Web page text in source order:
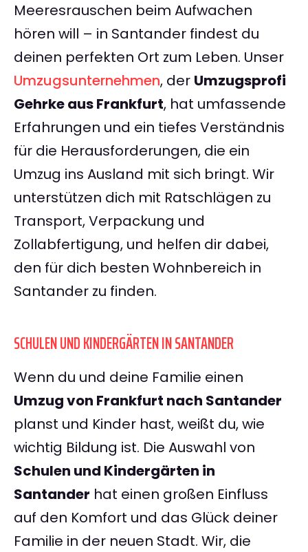
Meeresrauschen beim Aufwachen
hören will – in Santander findest du
deinen perfekten Ort zum Leben. Unser
Umzugsunternehmen, der Umzugsprofi
Gehrke aus Frankfurt, hat umfassende
Erfahrungen und ein tiefes Verständnis
für die Herausforderungen, die ein
Umzug ins Ausland mit sich bringt. Wir
unterstützen dich mit Ratschlägen zu
Transport, Verpackung und
Zollabfertigung, und helfen dir dabei,
den für dich besten Wohnbereich in
Santander zu finden.
SCHULEN UND KINDERGÄRTEN IN SANTANDER
Wenn du und deine Familie einen
Umzug von Frankfurt nach Santander
planst und Kinder hast, weißt du, wie
wichtig Bildung ist. Die Auswahl von
Schulen und Kindergärten in
Santander hat einen großen Einfluss
auf den Komfort und das Glück deiner
Familie in der neuen Stadt. Wir, die